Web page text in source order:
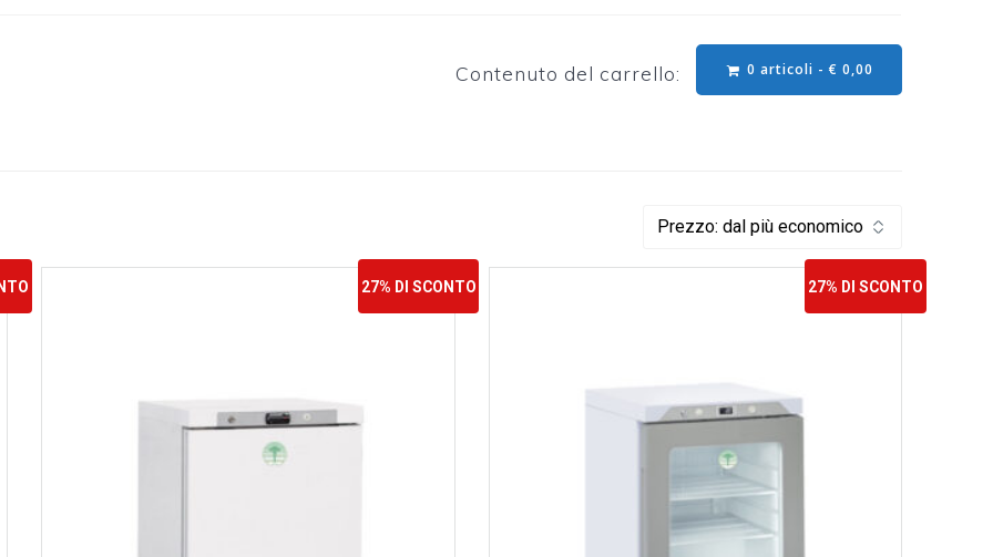
Contenuto del carrello: 0 articoli - € 0,00
27% DI SCONTO 27% DI SCONTO